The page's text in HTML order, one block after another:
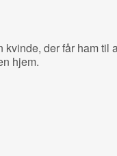
kvinde, der får ham til
hjem.